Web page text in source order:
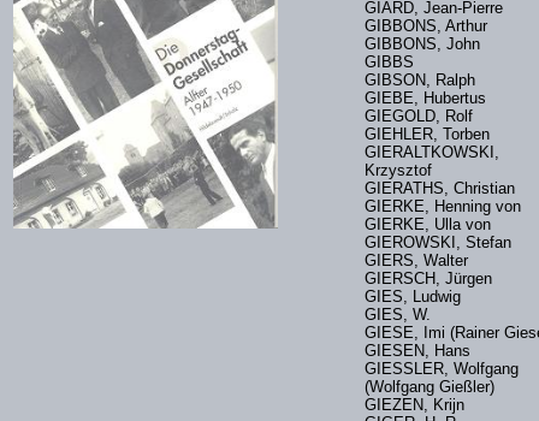
GIARD, Jean-Pierre
GIBBONS, Arthur
GIBBONS, John
GIBBS
GIBSON, Ralph
GIEBE, Hubertus
GIEGOLD, Rolf
GIEHLER, Torben
GIERALTKOWSKI,
Krzysztof
GIERATHS, Christian
GIERKE, Henning von
GIERKE, Ulla von
GIEROWSKI, Stefan
GIERS, Walter
GIERSCH, Jürgen
GIES, Ludwig
GIES, W.
GIESE, Imi (Rainer
GIESEN, Hans
GIESSLER, Wolfgang
(Wolfgang Gießler)
GIEZEN, Krijn